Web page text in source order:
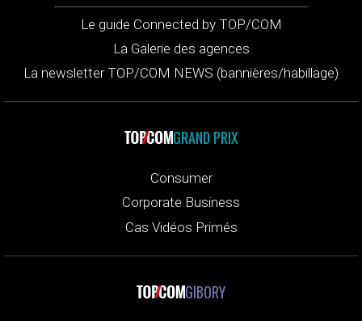
Le guide Connected by TOP/COM
La Galerie des agences
La newsletter TOP/COM NEWS (bannières/habillage)
GRAND PRIX
Consumer
Corporate Business
Cas Vidéos Primés
GIBORY